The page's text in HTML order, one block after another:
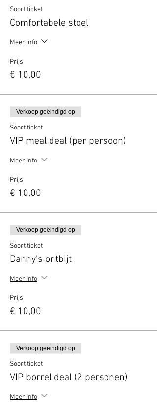
Soort ticket
Comfortabele stoel
Meer info
Prijs
€ 10,00
Verkoop geëindigd op
Soort ticket
VIP meal deal (per persoon)
Meer info
Prijs
€ 10,00
Verkoop geëindigd op
Soort ticket
Danny's ontbijt
Meer info
Prijs
€ 10,00
Verkoop geëindigd op
Soort ticket
VIP borrel deal (2 personen)
Meer info